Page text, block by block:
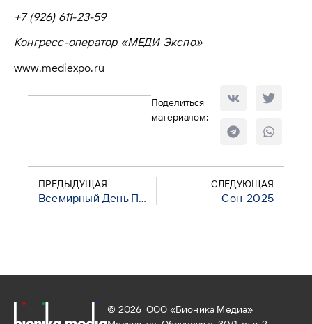
+7 (926) 611-23-59
Конгресс-оператор «МЕДИ Экспо»
www.mediexpo.ru
Поделиться
материалом:
ПРЕДЫДУЩАЯ
Всемирный День Почки
СЛЕДУЮЩАЯ
Сон-2025
© 2026 ООО «Бионика Медиа»